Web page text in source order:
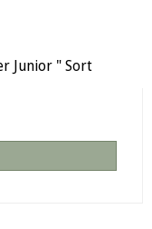
Junior " Sort